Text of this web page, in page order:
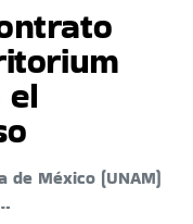
de México (UNAM)